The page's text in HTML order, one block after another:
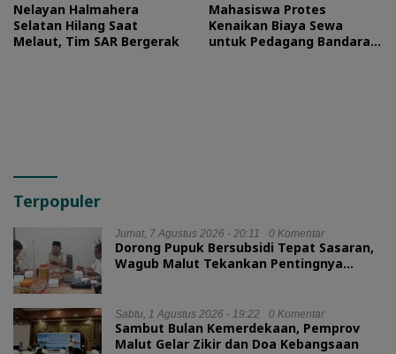
Nelayan Halmahera
Selatan Hilang Saat
Melaut, Tim SAR Bergerak
Mahasiswa Protes
Kenaikan Biaya Sewa
untuk Pedagang Bandara
Terpopuler
Jumat, 7 Agustus 2026 - 20:11 0 Komentar
Dorong Pupuk Bersubsidi Tepat Sasaran,
Wagub Malut Tekankan Pentingnya
Sabtu, 1 Agustus 2026 - 19:22 0 Komentar
Sambut Bulan Kemerdekaan, Pemprov
Malut Gelar Zikir dan Doa Kebangsaan